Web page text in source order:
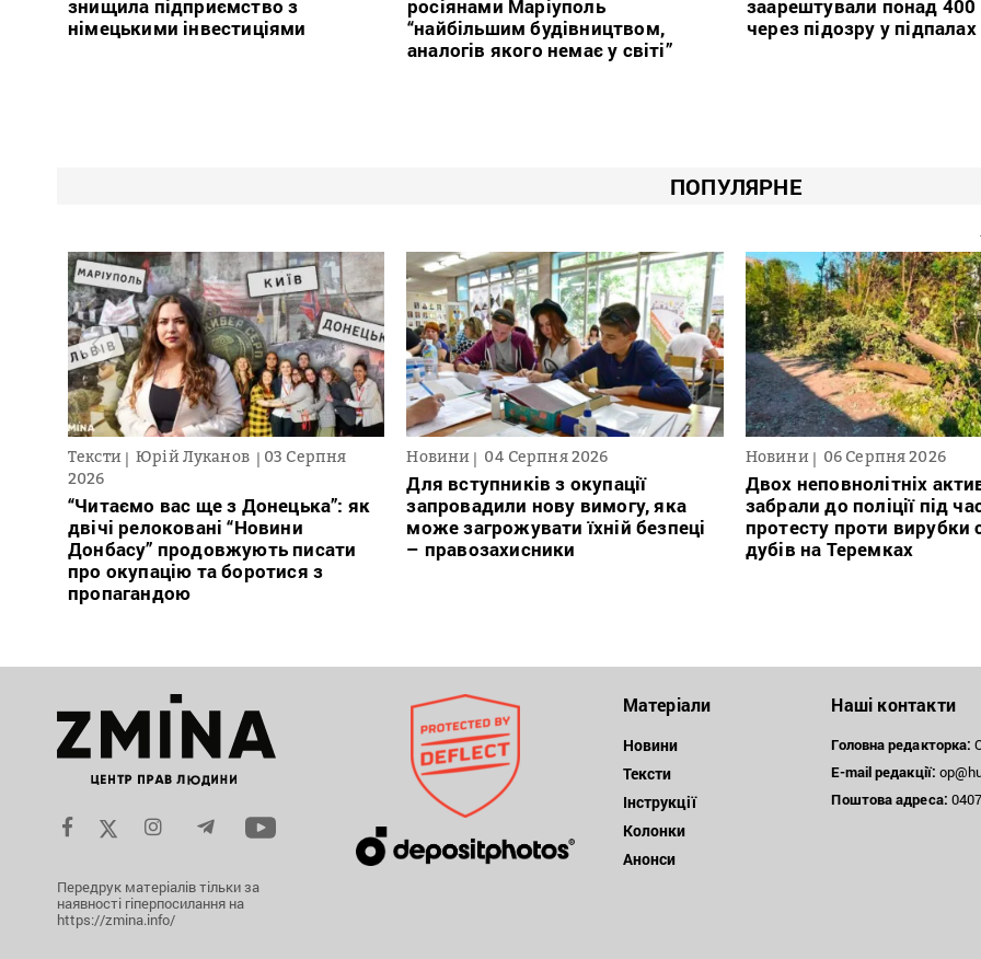
знищила підприємство з
німецькими інвестиціями
росіянами Маріуполь
“найбільшим будівництвом,
аналогів якого немає у світі”
заарештували понад
через підозру у підпалах
ПОПУЛЯРНЕ
Тексти Юрій Луканов
03 Серпня
2026
“Читаємо вас ще з Донецька”: як
двічі релоковані “Новини
Донбасу” продовжують писати
про окупацію та боротися з
пропагандою
Новини 04 Серпня 2026
Для вступників з окупації
запровадили нову вимогу, яка
може загрожувати їхній безпеці
– правозахисники
Новини 06 Серпня 2026
Двох неповнолітніх
забрали до поліції під
протесту проти вирубки
дубів на Теремках
Передрук матеріалів тільки за
наявності гіперпосилання на
https://zmina.info/
Матеріали
Новини
Тексти
Інструкції
Колонки
Анонси
Наші контакти
Головна редакторка:
E-mail редакції:
Поштоваадреса: